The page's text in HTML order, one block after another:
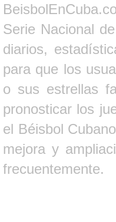
Serie Nacional
diarios,
para que los
o sus estrellas
pronosticar los
el Béisbol
mejora y
frecuentemente.